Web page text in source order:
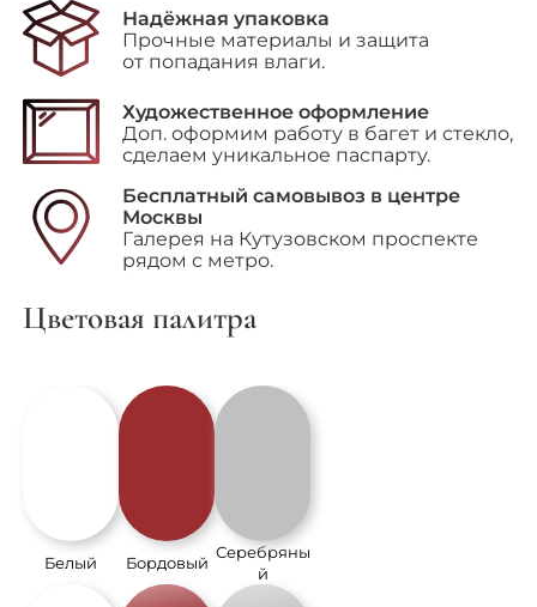
"Contraction"Надёжная упаковка
Прочные материалы и защита
от попадания влаги.
Художественное оформление
Доп. оформим работу в багет и стекло,
сделаем уникальное паспарту.
Бесплатный самовывоз в центре
Москвы
Галерея на Кутузовском проспекте
рядом с метро.
Цветовая палитра
Белый Бордовый
Серебряны
й